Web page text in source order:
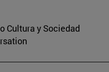
Cultura y Sociedad